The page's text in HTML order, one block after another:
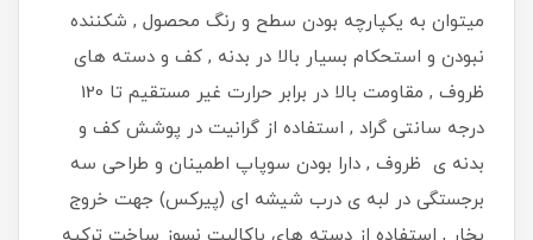
میتوان به یکپارچه بودن سطح و رنگ محصول , شکننده
نبودن و استحکام بسیار بالا در بدنه , کف و دسته های
ظروف , مقاومت بالا در برابر حرارت غیر مستقیم تا 120
درجه سانتی گراد , استفاده از گرانیت در پوشش کف و
بدنه ی ظروف , دارا بودن سوپاپ اطمینان و طراحی سه
برجستگی در لبه ی درب شیشه ای (پیرکس) جهت خروج